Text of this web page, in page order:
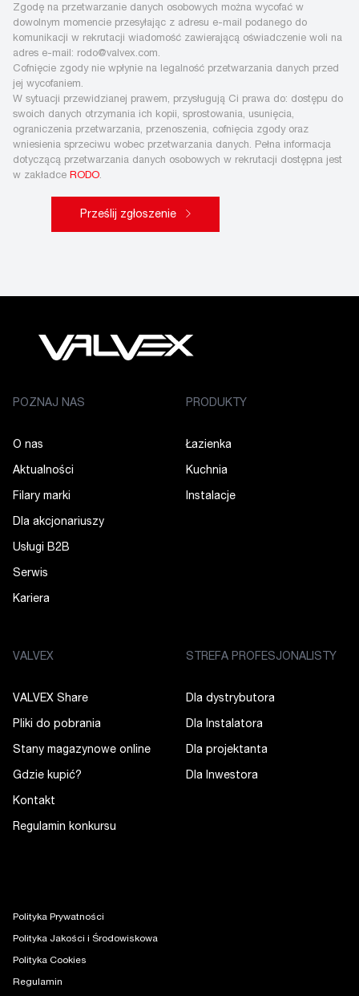
Zgodę na przetwarzanie danych osobowych można wycofać w
dowolnym momencie przesyłając z adresu e-mail podanego do
komunikacji w rekrutacji wiadomość zawierającą oświadczenie woli na
adres e-mail: rodo@valvex.com.
Cofnięcie zgody nie wpłynie na legalność przetwarzania danych przed
jej wycofaniem.
W sytuacji przewidzianej prawem, przysługują Ci prawa do: dostępu do
swoich danych otrzymania ich kopii, sprostowania, usunięcia,
ograniczenia przetwarzania, przenoszenia, cofnięcia zgody oraz
wniesienia sprzeciwu wobec przetwarzania danych. Pełna informacja
dotyczącą przetwarzania danych osobowych w rekrutacji dostępna jest
w zakładce RODO.
Prześlij zgłoszenie
POZNAJ NAS
O nas
Aktualności
Filary marki
Dla akcjonariuszy
Usługi B2B
Serwis
Kariera
PRODUKTY
Łazienka
Kuchnia
Instalacje
VALVEX
VALVEX Share
Pliki do pobrania
Stany magazynowe online
Gdzie kupić?
Kontakt
Regulamin konkursu
STREFA PROFESJONALISTY
Dla dystrybutora
Dla Instalatora
Dla projektanta
Dla Inwestora
Polityka Prywatności
Polityka Jakości i Środowiskowa
Polityka Cookies
Regulamin